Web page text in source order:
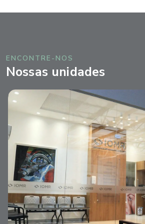
ENCONTRE-NOS
Nossas unidades